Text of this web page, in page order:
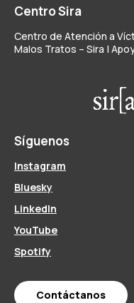
Centro Sira
Centro de Atención a
Malos Tratos – Sira |
Síguenos
Instagram
Bluesky
LinkedIn
YouTube
Spotify
Contáctanos